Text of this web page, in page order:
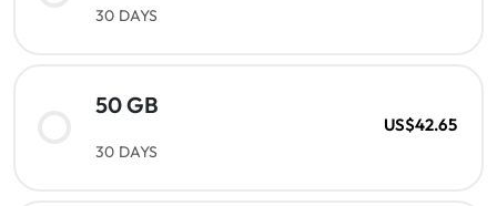
30 DAYS
50 GB
30 DAYS
US$42.65